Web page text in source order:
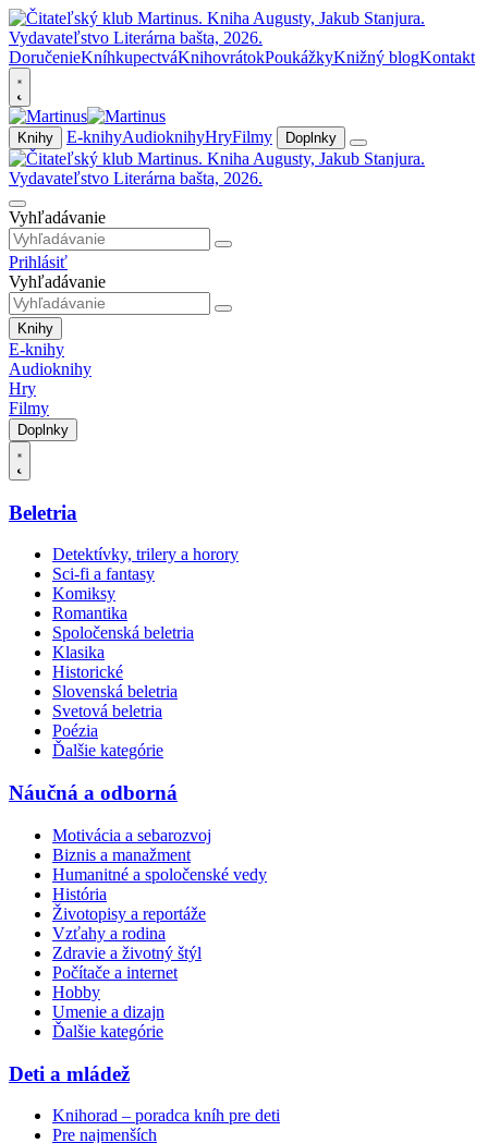
DoručenieKníhkupectváKnihovrátokPoukážkyKnižný blogKontakt
Knihy E-knihyAudioknihyHryFilmy Doplnky
Vyhľadávanie
Prihlásiť
Vyhľadávanie
Knihy
E-knihy
Audioknihy
Hry
Filmy
Doplnky
Beletria
Detektívky, trilery a horory
Sci-fi a fantasy
Komiksy
Romantika
Spoločenská beletria
Klasika
Historické
Slovenská beletria
Svetová beletria
Poézia
Ďalšie kategórie
Náučná a odborná
Motivácia a sebarozvoj
Biznis a manažment
Humanitné a spoločenské vedy
História
Životopisy a reportáže
Vzťahy a rodina
Zdravie a životný štýl
Počítače a internet
Hobby
Umenie a dizajn
Ďalšie kategórie
Deti a mládež
Knihorad – poradca kníh pre deti
Pre najmenších